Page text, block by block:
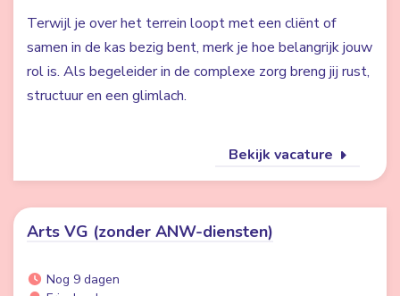
Terwijl je over het terrein loopt met een cliënt of
samen in de kas bezig bent, merk je hoe belangrijk jouw
rol is. Als begeleider in de complexe zorg breng jij rust,
structuur en een glimlach.
Bekijk vacature
Arts VG (zonder ANW-diensten)
Nog 9 dagen